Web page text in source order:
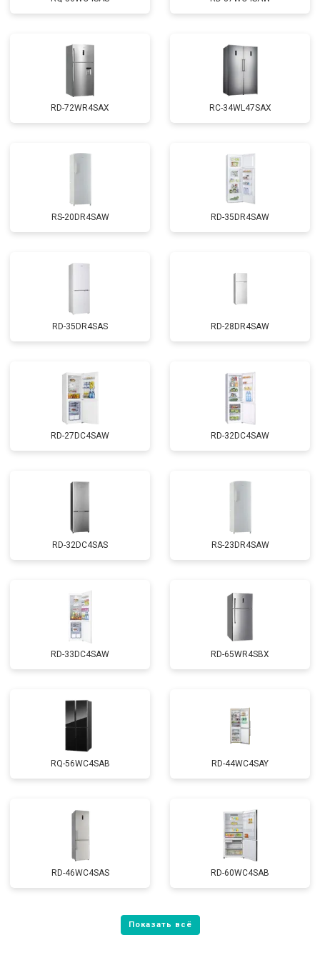
RD-72WR4SAX RС-34WL47SAX
RS-20DR4SAW RD-35DR4SAW
RD-35DR4SAS RD-28DR4SAW
RD-27DC4SAW RD-32DC4SAW
RD-32DC4SAS RS-23DR4SAW
RD-33DC4SAW RD-65WR4SBX
RQ-56WC4SAB RD-44WC4SAY
RD-46WC4SAS RD-60WC4SAB